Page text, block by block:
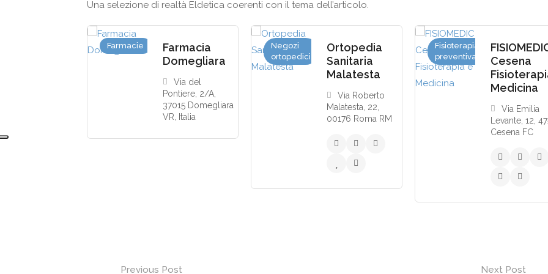
Una selezione di realtà Eldetica coerenti con il tema dell’articolo.
Farmacie
Farmacia
Domegliara
Via del
Pontiere, 2/A,
37015 Domegliara
VR, Italia
Negozi
ortopedici
Ortopedia
Sanitaria
Malatesta
Via Roberto
Malatesta, 22,
00176 Roma RM
Fisioterapia
preventiva
Cesena
Medicina
Via Emilia
Levante, 12,
Cesena FC
Previous Post Next Post